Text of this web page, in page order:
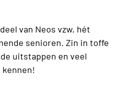
van Neos vzw, hét
senioren. Zin in toffe
uitstappen en veel
kennen!